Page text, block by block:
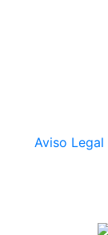
Aviso Legal